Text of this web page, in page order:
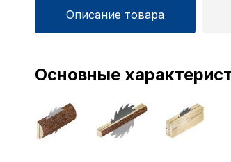
Описание товара
Основные